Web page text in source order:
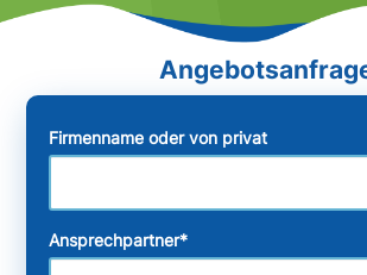
Firmenname oder von privat
Ansprechpartner*